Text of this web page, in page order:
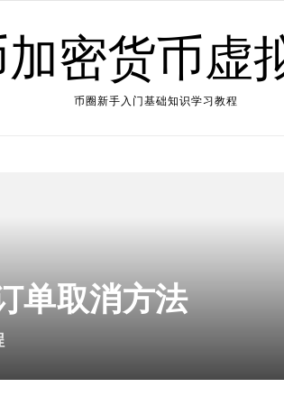
密货币虚
币圈新手入门基础知识学习教程
单取消方法